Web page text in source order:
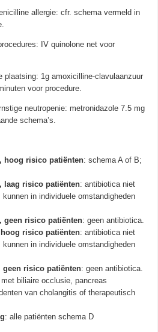
allergie: cfr. schema vermeld in
IV quinolone net voor
plaatsing: 1g amoxicilline-clavulaanzuur
voor procedure.
neutropenie: metronidazole 7.5 mg
schema’s.
hoog risico patiënten: schema A of B;
laag risico patiënten: antibiotica niet
in individuele omstandigheden
geen risico patiënten: geen antibiotica.
risico patiënten: antibiotica niet
in individuele omstandigheden
geen risico patiënten: geen antibiotica.
biliaire occlusie, pancreas
van cholangitis of therapeutisch
: alle patiënten schema D